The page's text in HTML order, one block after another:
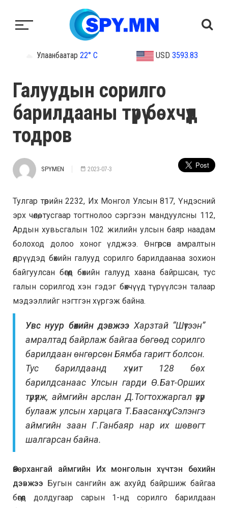
Улаанбаатар 22° C USD 3593.83
Галуудын сорилго
барилдааны түрүү бөхчүүд
тодров
SPYMEN 2023-07-3
Тулгар төрийн 2232, Их Монгол Улсын 817, Үндэсний
эрх чөлөө, тусгаар тогтнолоо сэргээн мандуулсны 112,
Ардын хувьсгалын 102 жилийн улсын баяр наадам
болоход долоо хоног үлджээ. Өнгөрсөн амралтын
өдрүүдэд бөхийн галууд сорилго барилдаанаа зохион
байгуулсан бөгөөд бөхийн галууд хаана байршсан, тус
галын сорилгод хэн гэдэг бөхчүүд түрүүлсэн талаар
мэдээллийг нэгтгэн хүргэж байна.
Увс нуур бөхийн дэвжээ Харзтай “Шүтээн”
амралтад байрлаж байгаа бөгөөд сорилго
барилдаан өнгөрсөн Бямба гаригт болсон.
Тус барилдаанд хүчит 128 бөх
барилдсанаас Улсын гарди Ө.Бат-Орших
түрүүлж, аймгийн арслан Д.Тогтохжаргал үзүүр
булааж улсын харцага Т.Баасанхүү, Сэлэнгэ
аймгийн заан Г.Ганбаяр нар их шөвөгт
шалгарсан байна.
Өвөрхангай аймгийн Их монголын хүчтэн бөхийн
дэвжээ Бугын сангийн аж ахуйд байршиж байгаа
бөгөөд долдугаар сарын 1-нд сорилго барилдаан